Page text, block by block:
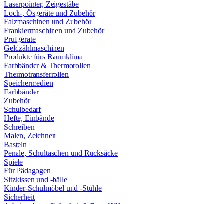
Laserpointer, Zeigestäbe
Loch-, Ösgeräte und Zubehör
Falzmaschinen und Zubehör
Frankiermaschinen und Zubehör
Prüfgeräte
Geldzählmaschinen
Produkte fürs Raumklima
Farbbänder & Thermorollen
Thermotransferrollen
Speichermedien
Farbbänder
Zubehör
Schulbedarf
Hefte, Einbände
Schreiben
Malen, Zeichnen
Basteln
Penale, Schultaschen und Rucksäcke
Spiele
Für Pädagogen
Sitzkissen und -bälle
Kinder-Schulmöbel und -Stühle
Sicherheit